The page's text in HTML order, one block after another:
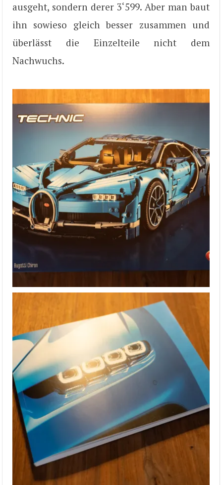
ausgeht, sondern derer 3‘599. Aber man baut
ihn sowieso gleich besser zusammen und
überlässt die Einzelteile nicht dem
Nachwuchs.